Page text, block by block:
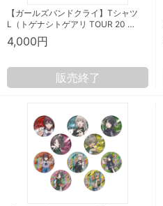
【ガールズバンドクライ】Tシャツ
L（トゲナシトゲアリ TOUR 20 …
4,000円
販売終了